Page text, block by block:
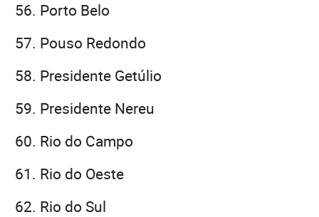
Porto Belo
Pouso Redondo
Presidente Getúlio
Presidente Nereu
Rio do Campo
Rio do Oeste
Rio do Sul